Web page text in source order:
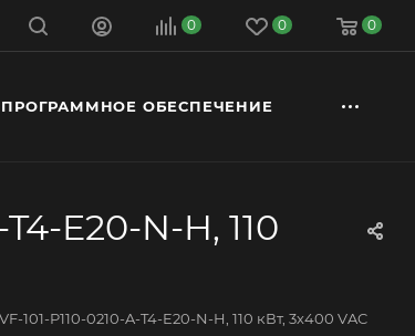
0 0 0
ПРОГРАММНОЕ ОБЕСПЕЧЕНИЕ
E20-N-H, 110
101-P110-0210-A-T4-E20-N-H, 110 кВт, 3х400 VAC